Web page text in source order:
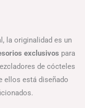
la originalidad es un
exclusivos para
de cócteles
ellos está diseñado